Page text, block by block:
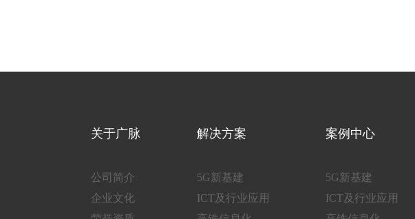
关于广脉
公司简介
企业文化
解决方案
5G新基建
ICT及行业应用
案例中心
5G新基建
ICT及行业应用